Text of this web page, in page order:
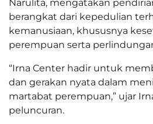
Narulita, mengatakan
berangkat dari kepedulian
kemanusiaan, khususnya
perempuan serta
“Irna Center hadir untuk
dan gerakan nyata dalam
martabat perempuan,” ujar
peluncuran.